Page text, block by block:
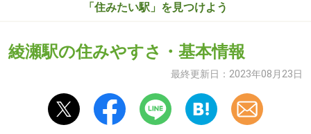
「住みたい駅」を見つけよう
綾瀬駅の住みやすさ・基本情報
最終更新日： 2023年08月23日